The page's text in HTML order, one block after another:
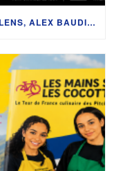
TOUR DE FRANCE 2026 : TIM WELLENS, ALEX BAUDIN ET LES COULISSES DE LA GENDARMERIE ENTRE VICHY ET NEVERS